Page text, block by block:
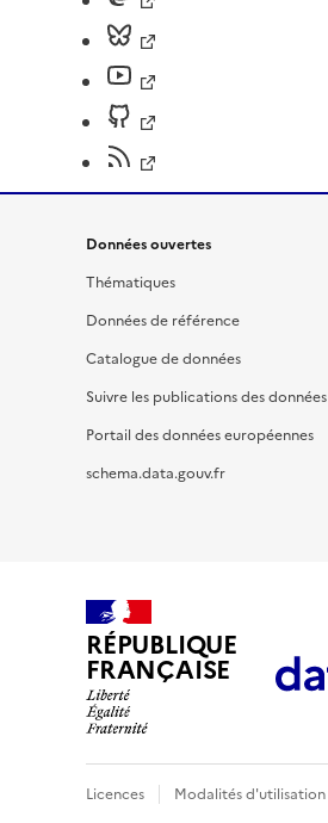
Données ouvertes
Thématiques
Données de référence
Catalogue de données
Suivre les publications des données
Portail des données européennes
schema.data.gouv.fr
RÉPUBLIQUE
FRANÇAISE
Licences Modalités d'utilisation